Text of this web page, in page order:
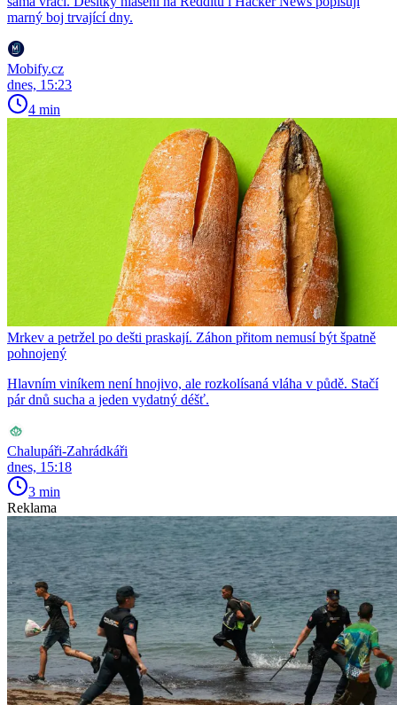
marný boj trvající dny.
Mobify.cz
dnes, 15:23
4 min
Mrkev a petržel po dešti praskají. Záhon přitom nemusí být špatně
pohnojený
Hlavním viníkem není hnojivo, ale rozkolísaná vláha v půdě. Stačí
pár dnů sucha a jeden vydatný déšť.
Chalupáři-Zahrádkáři
dnes, 15:18
3 min
Reklama